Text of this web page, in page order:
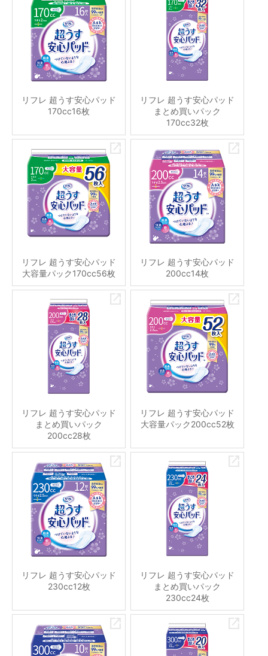
リフレ 超うす安心パッド
170cc16枚
リフレ 超うす安心パッド
まとめ買いパック
170cc32枚
リフレ 超うす安心パッド
大容量パック170cc56枚
リフレ 超うす安心パッド
200cc14枚
リフレ 超うす安心パッド
まとめ買いパック
200cc28枚
リフレ 超うす安心パッド
大容量パック200cc52枚
リフレ 超うす安心パッド
230cc12枚
リフレ 超うす安心パッド
まとめ買いパック
230cc24枚